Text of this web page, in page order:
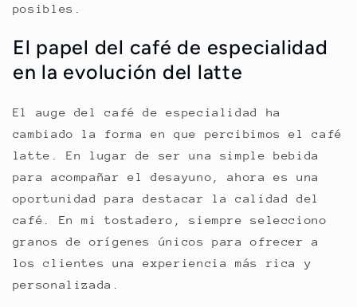
posibles.
El papel del café de especialidad
en la evolución del latte
El auge del café de especialidad ha
cambiado la forma en que percibimos el café
latte. En lugar de ser una simple bebida
para acompañar el desayuno, ahora es una
oportunidad para destacar la calidad del
café. En mi tostadero, siempre selecciono
granos de orígenes únicos para ofrecer a
los clientes una experiencia más rica y
personalizada.